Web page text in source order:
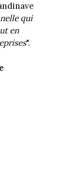
qui
en
".